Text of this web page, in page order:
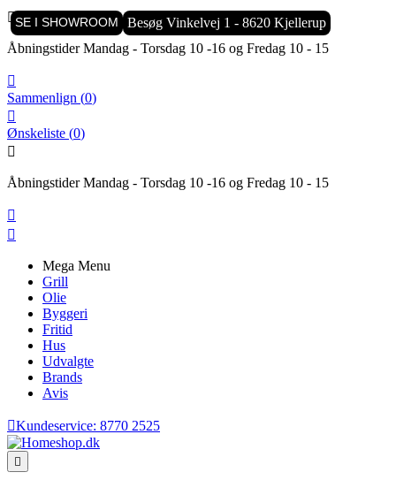

Åbningstider Mandag - Torsdag 10 -16 og Fredag 10 - 15

Sammenlign (0)

Ønskeliste (0)

Åbningstider Mandag - Torsdag 10 -16 og Fredag 10 - 15


Mega Menu
Grill
Olie
Byggeri
Fritid
Hus
Udvalgte
Brands
Avis
Kundeservice: 8770 2525

SE I SHOWROOM Besøg Vinkelvej 1 - 8620 Kjellerup